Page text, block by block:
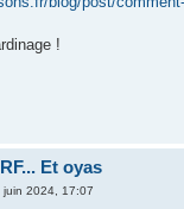
!
Et oyas
juin 2024, 17:07